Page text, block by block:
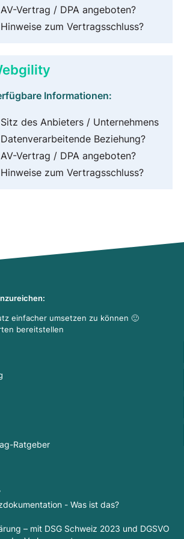
Vertrag / DPA angeboten?
zum Vertragsschluss?
Informationen:
des Anbieters / Unternehmens
Beziehung?
Vertrag / DPA angeboten?
zum Vertragsschluss?
einfacher umsetzen zu können 🙂
bereitstellen
Ratgeber
- Was ist das?
– mit DSG Schweiz 2023 und DGSVO